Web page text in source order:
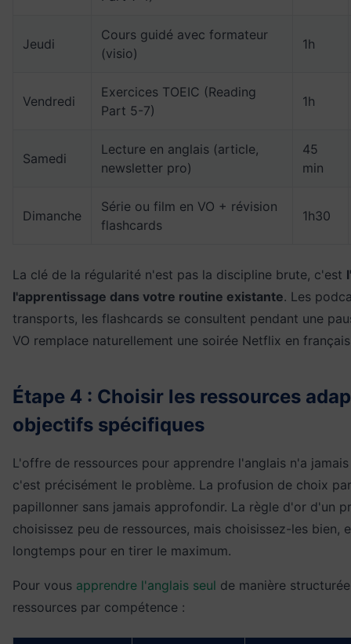
Jeudi
Cours guidé avec formateur
(visio)
1h
Vendredi
Exercices TOEIC (Reading
Part 5-7)
1h
Samedi
Lecture en anglais (article,
newsletter pro)
45
min
Dimanche
Série ou film en VO + révision
flashcards
1h30
La clé de la régularité n'est pas la discipline brute, c'est
l'apprentissage dans votre routine existante. Les
transports, les flashcards se consultent pendant une
VO remplace naturellement une soirée Netflix en
Étape 4 : Choisir les ressources
objectifs spécifiques
L'offre de ressources pour apprendre l'anglais n'a
c'est précisément le problème. La profusion de choix
papillonner sans jamais approfondir. La règle d'or d'un
choisissez peu de ressources, mais choisissez-les bien,
longtemps pour en tirer le maximum.
Pour vous apprendre l'anglais seul de manière
ressources par compétence :